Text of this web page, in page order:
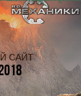
САЙТ